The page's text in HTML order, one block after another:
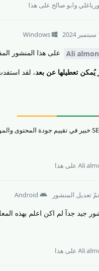
وابو صالح على هذا
Windows
Ali على هذا المنشور
يُمكن تعطيلها عن بعد، لقد
Ali على هذا
تمّ تعديل المنشور Android
جيد جدآ لم اكن اعلم بهذه
Ali على هذا